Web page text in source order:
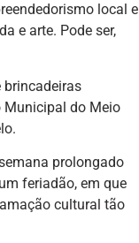
local e
e arte. Pode ser,
brincadeiras
Municipal do Meio
prolongado
feriadão, em que
cultural tão